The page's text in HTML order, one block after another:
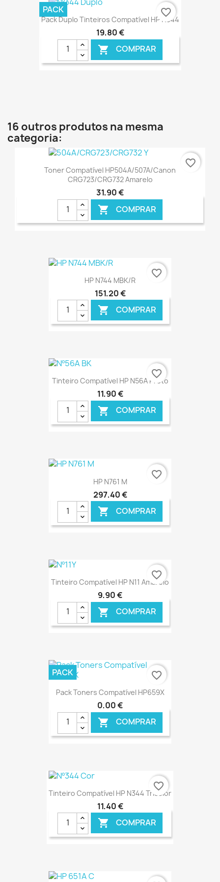
€ ONLINE
Pack Duplo Tinteiros Compatível HP N344
19,80 €
 COMPRAR
PACK favorite_border
16 outros produtos na mesma
categoria:
Toner Compatível HP504A/507A/Canon
CRG723/CRG732 Amarelo
31,90 €
 COMPRAR
favorite_border
HP N744 MBK/R
151,20 €
 COMPRAR
€ ONLINE
favorite_border
Tinteiro Compatível HP N56A Preto
11,90 €
 COMPRAR
€ ONLINE
favorite_border
HP N761 M
297,40 €
 COMPRAR
€ ONLINE
favorite_border
Tinteiro Compatível HP N11 Amarelo
9,90 €
 COMPRAR
€ ONLINE
favorite_border
Pack Toners Compatível HP659X
0,00 €
 COMPRAR
PACK favorite_border
Tinteiro Compatível HP N344 Tricolor
11,40 €
 COMPRAR
favorite_border